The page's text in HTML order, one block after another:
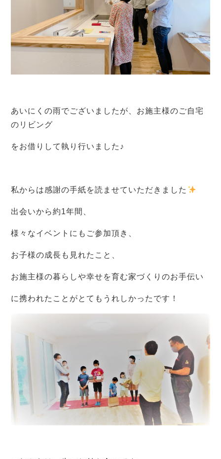
あいにくの雨でございましたが、お施主様のご自宅
のリビング
をお借りして執り行いました♪
私からは感謝の手紙を読ませていただきました
出会いから約1年間、
様々なイベントにもご参加頂き、
お子様の成長も見れたこと、
お施主様の暮らしや幸せを育む家づくりのお手伝い
に携われたことがとてもうれしかったです！